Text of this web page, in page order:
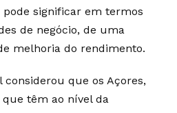
pode significar em termos
de negócio, de uma
melhoria do rendimento.
considerou que os Açores,
têm ao nível da